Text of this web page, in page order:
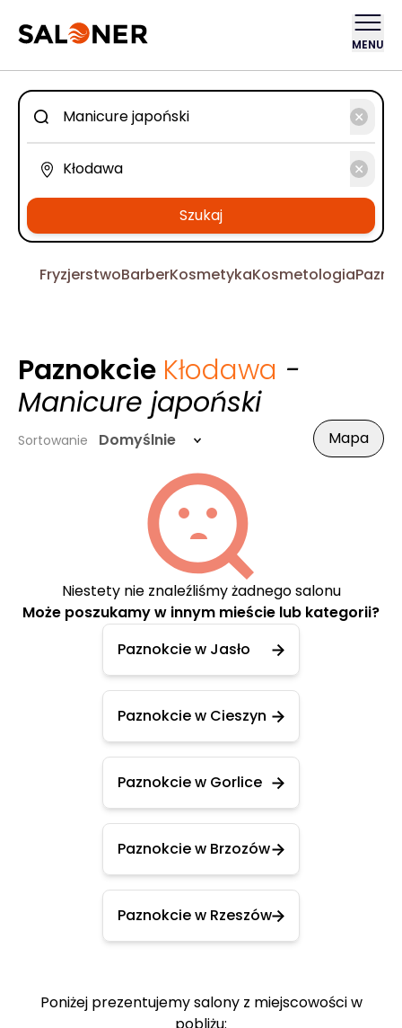
MENU
Szukaj
FryzjerstwoBarberKosmetykaKosmetologia
Paznokcie Kłodawa -
Manicure japoński
Sortowanie Domyślnie Mapa
Niestety nie znaleźliśmy żadnego salonu
Może poszukamy w innym mieście lub kategorii?
Paznokcie w Jasło
Paznokcie w Cieszyn
Paznokcie w Gorlice
Paznokcie w Brzozów
Paznokcie w Rzeszów
Poniżej prezentujemy salony z miejscowości w